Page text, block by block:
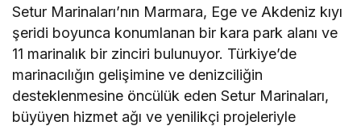
Setur Marinaları’nın Marmara, Ege ve Akdeniz kıyı
şeridi boyunca konumlanan bir kara park alanı ve
11 marinalık bir zinciri bulunuyor. Türkiye’de
marinacılığın gelişimine ve denizciliğin
desteklenmesine öncülük eden Setur Marinaları,
büyüyen hizmet ağı ve yenilikçi projeleriyle